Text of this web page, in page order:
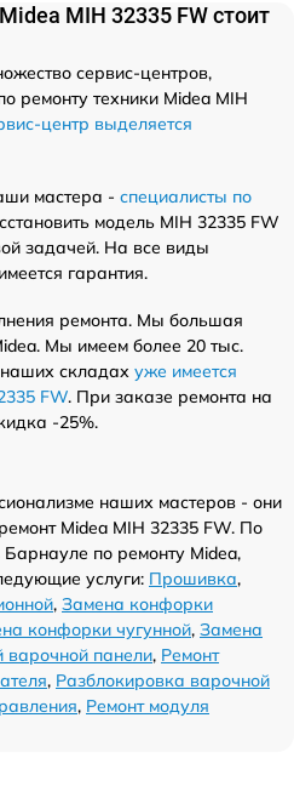
MIH 32335 FW стоит
сервис-центров,
ремонту техники Midea MIH
центр выделяется
мастера - специалисты по
модель MIH 32335 FW
задачей. На все виды
гарантия.
ремонта. Мы большая
Мы имеем более 20 тыс.
складах уже имеется
FW. При заказе ремонта на
-25%.
наших мастеров - они
Midea MIH 32335 FW. По
по ремонту Midea,
услуги: Прошивка,
, Замена конфорки
конфорки чугунной, Замена
варочной панели, Ремонт
, Разблокировка варочной
, Ремонт модуля